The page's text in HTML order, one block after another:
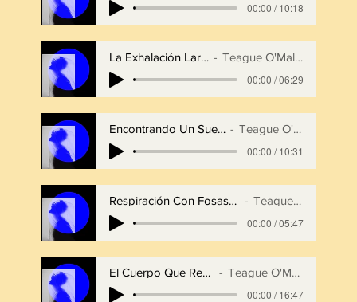
Respiración Con Fosas Nasales Alterna
Teague O'Malley
00:00 / 05:47
00:00 / 10:18
El Cuerpo Que Respira
Teague O'Malley
00:00 / 16:47
La Exhalación Larga
Teague O'Malley
00:00 / 06:29
Encontrando Un Suelo Firme
Teague O'Malley
00:00 / 10:31